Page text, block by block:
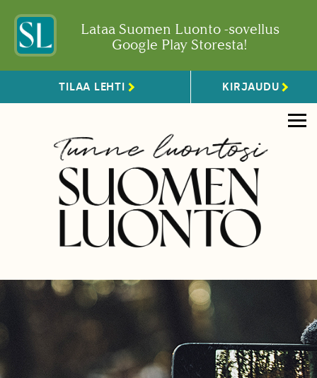
Lataa Suomen Luonto -sovellus
Google Play Storesta!
TILAA LEHTI KIRJAUDU